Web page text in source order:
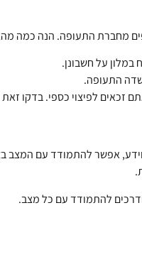
מחברת התעופה. הנה כמה
במלון על חשבונן.
התעופה.
זכאים לפיצוי כספי. בדקו
וידע, אפשר להתמודד עם
להתמודד עם כל מצב.